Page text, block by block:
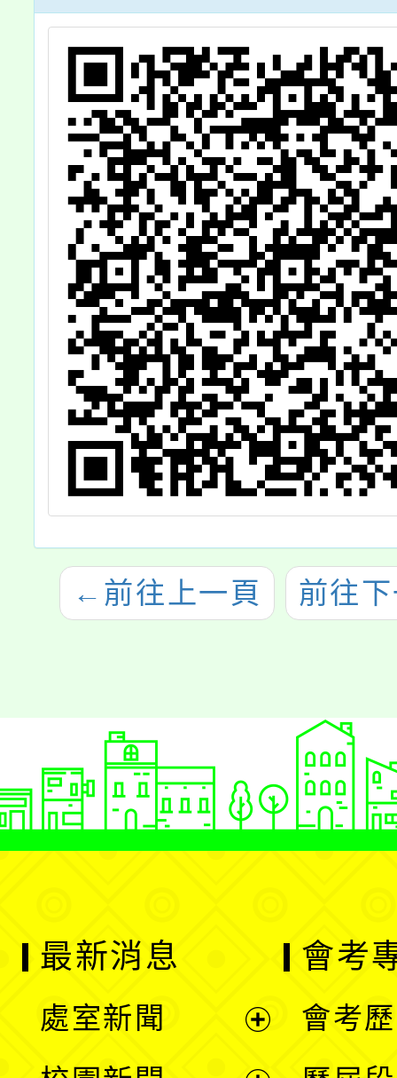
1~5次甄選簡章
← 前往上一頁 前往
最新消息
處室新聞
會考
會考